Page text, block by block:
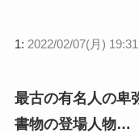
1: 2022/02/07(月)
最古の有名人の卑
書物の登場人物…